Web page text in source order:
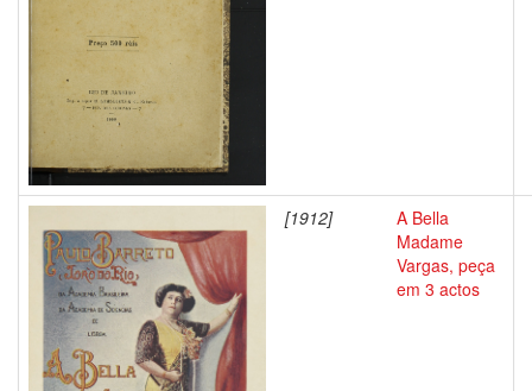
[1912]
A Bella
Madame
Vargas, peça
em 3 actos